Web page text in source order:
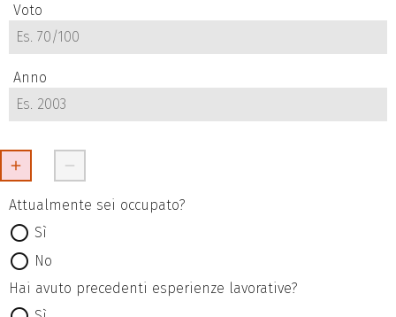
Voto
Anno
Attualmente sei occupato?
Sì
No
Hai avuto precedenti esperienze lavorative?